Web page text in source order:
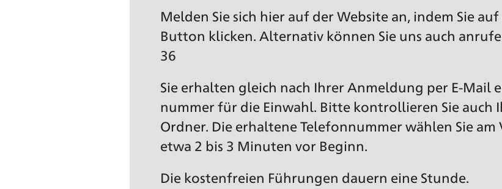
Melden Sie sich hier auf der Website an, indem Sie
Button klicken. Alternativ können Sie uns auch
36
Sie erhalten gleich nach Ihrer Anmeldung per E-Mail
nummer für die Einwahl. Bitte kontrollieren Sie auch
Ordner. Die erhaltene Telefonnummer wählen Sie
etwa 2 bis 3 Minuten vor Beginn.
Die kostenfreien Führungen dauern eine Stunde.